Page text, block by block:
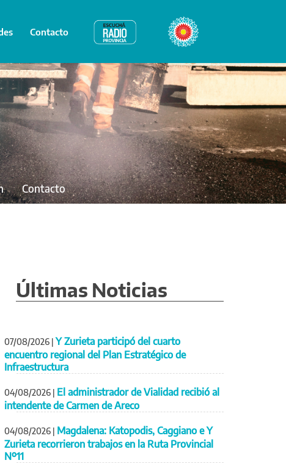
Contacto Radio Provincia Bicentenario
Contacto
Últimas Noticias
07/08/2026 | Y Zurieta participó del cuarto
encuentro regional del Plan Estratégico de
Infraestructura
04/08/2026 | El administrador de Vialidad recibió al
intendente de Carmen de Areco
04/08/2026 | Magdalena: Katopodis, Caggiano e Y
Zurieta recorrieron trabajos en la Ruta Provincial
Nº11